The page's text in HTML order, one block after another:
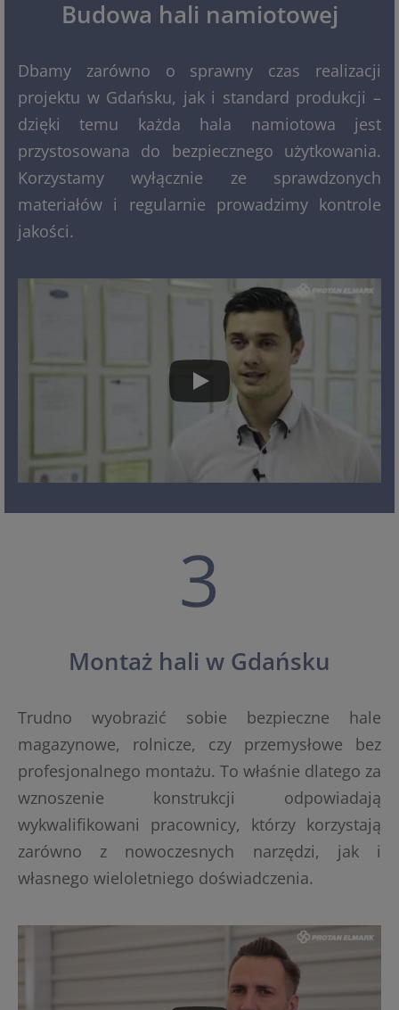
Budowa hali namiotowej
Dbamy zarówno o sprawny czas realizacji
projektu w Gdańsku, jak i standard produkcji –
dzięki temu każda hala namiotowa jest
przystosowana do bezpiecznego użytkowania.
Korzystamy wyłącznie ze sprawdzonych
materiałów i regularnie prowadzimy kontrole
jakości.
3
Montaż hali w Gdańsku
Trudno wyobrazić sobie bezpieczne hale
magazynowe, rolnicze, czy przemysłowe bez
profesjonalnego montażu. To właśnie dlatego za
wznoszenie konstrukcji odpowiadają
wykwalifikowani pracownicy, którzy korzystają
zarówno z nowoczesnych narzędzi, jak i
własnego wieloletniego doświadczenia.